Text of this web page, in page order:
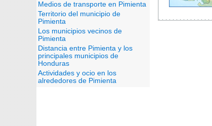
Medios de transporte en Pimienta
Territorio del municipio de
Pimienta
Los municipios vecinos de
Pimienta
Distancia entre Pimienta y los
principales municipios de
Honduras
Actividades y ocio en los
alrededores de Pimienta